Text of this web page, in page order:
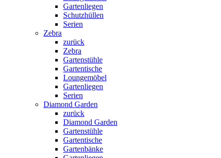
Gartenliegen
Schutzhüllen
Serien
Zebra
zurück
Zebra
Gartenstühle
Gartentische
Loungemöbel
Gartenliegen
Serien
Diamond Garden
zurück
Diamond Garden
Gartenstühle
Gartentische
Gartenbänke